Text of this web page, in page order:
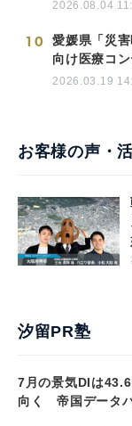
2026.08.04
10
愛媛県「災
向け医療コ
2026.03.19
お客様の声・
汐留PR塾
7月の景気DIは
向く 帝国データ